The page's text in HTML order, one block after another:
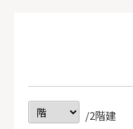
/2階建